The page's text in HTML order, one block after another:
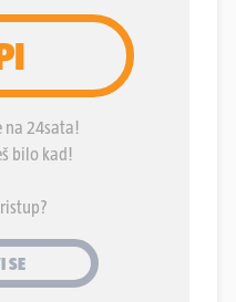
(1972.),
(1979.). Dakle sve
"Nostalgiju" i
Saveza.
svoj prvi,
1958. godine po
od najboljih kratkih